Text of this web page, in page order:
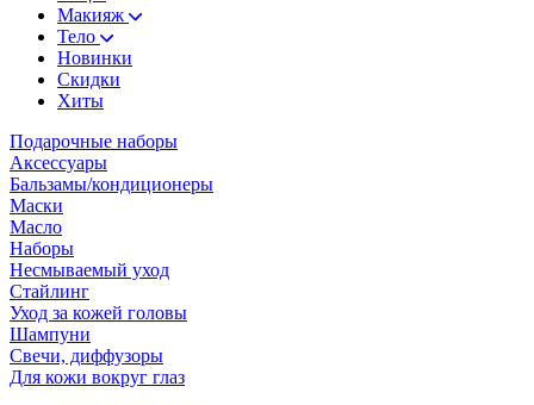
Макияж
Тело
Новинки
Скидки
Хиты
Подарочные наборы
Аксессуары
Бальзамы/кондиционеры
Маски
Масло
Наборы
Несмываемый уход
Стайлинг
Уход за кожей головы
Шампуни
Свечи, диффузоры
Для кожи вокруг глаз